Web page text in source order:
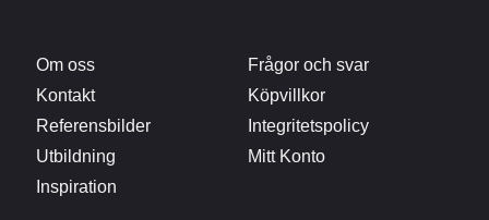
Om oss
Kontakt
Referensbilder
Utbildning
Inspiration
Frågor och svar
Köpvillkor
Integritetspolicy
Mitt Konto